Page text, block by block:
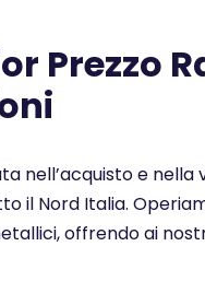
Prezzo
nell’acquisto e
il Nord Italia.
offrendo ai